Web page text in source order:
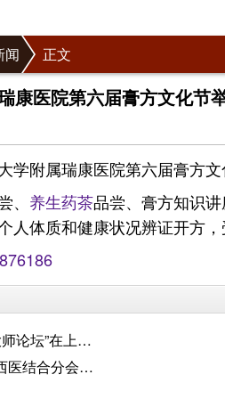
闻 正文
康医院第六届膏方文化节
学附属瑞康医院第六届膏方
养生药茶品尝、膏方知识
人体质和健康状况辨证开方
”在上海市举办
会举行学术年会